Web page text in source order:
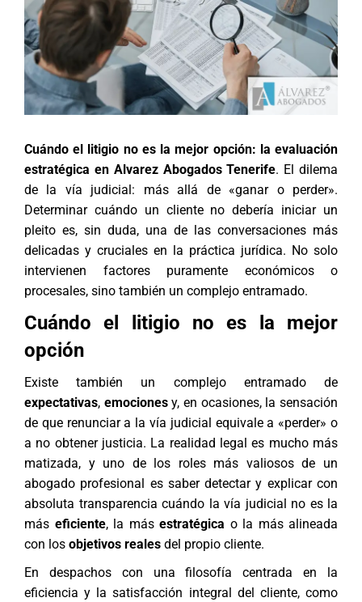
Cuándo el litigio no es la mejor opción: la evaluación
estratégica en Alvarez Abogados Tenerife. El dilema
de la vía judicial: más allá de «ganar o perder».
Determinar cuándo un cliente no debería iniciar un
pleito es, sin duda, una de las conversaciones más
delicadas y cruciales en la práctica jurídica. No solo
intervienen factores puramente económicos o
procesales, sino también un complejo entramado.
Cuándo el litigio no es la mejor
opción
Existe también un complejo entramado de
expectativas, emocionesy, en ocasiones, la sensación
de que renunciar a la vía judicial equivale a «perder» o
a no obtener justicia. La realidad legal es mucho más
matizada, y uno de los roles más valiosos de un
abogado profesional es saber detectar y explicar con
absoluta transparencia cuándo la vía judicial no es la
más eficiente, la más estratégica o la más alineada
con los objetivos reales del propio cliente.
En despachos con una filosofía centrada en la
eficiencia y la satisfacción integral del cliente, como